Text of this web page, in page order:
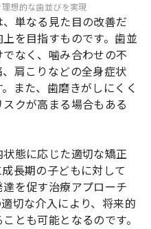
想的な歯並びを実現
単なる見た目の改善だ
を目指すものです。歯並
なく、噛み合わせの不
肩こりなどの全身症状
また、歯磨きがしにくく
クが高まる場合もある
態に応じた適切な矯正
長期の子どもに対して
を促す治療アプローチ
切な介入により、将来的
とも可能となるのです。